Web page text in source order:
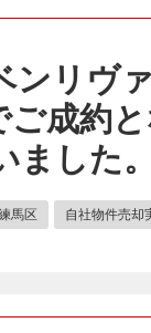
ンリヴ
ご成約
ました
馬区 自社物件売却